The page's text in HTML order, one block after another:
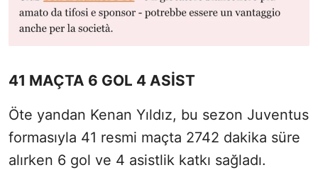
41 MAÇTA 6 GOL 4 ASİST
Öte yandan Kenan Yıldız, bu sezon Juventus
formasıyla 41 resmi maçta 2742 dakika süre
alırken 6 gol ve 4 asistlik katkı sağladı.